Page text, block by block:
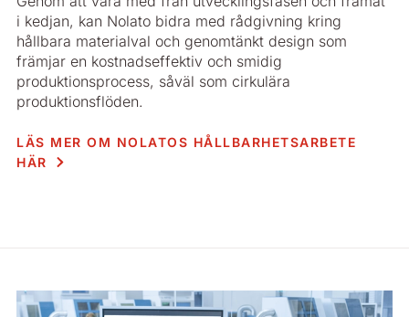
i kedjan, kan Nolato bidra med rådgivning kring
hållbara materialval och genomtänkt design som
främjar en kostnadseffektiv och smidig
produktionsprocess, såväl som cirkulära
produktionsflöden.
LÄS MER OM NOLATOS HÅLLBARHETSARBETE
HÄR